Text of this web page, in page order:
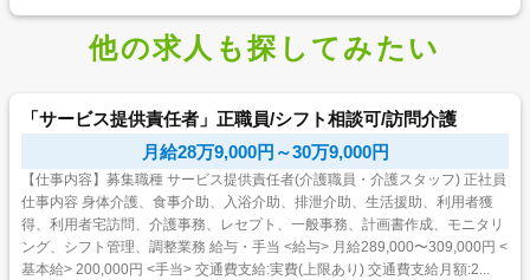
他の求人も探してみたい
「サービス提供責任者」正職員/シフト相談可/訪問介護
月給28万9,000円～30万9,000円
【仕事内容】募集職種 サービス提供責任者(介護職員・介護スタッフ) 正社員
仕事内容 身体介護、食事介助、入浴介助、排泄介助、生活援助、利用者獲
得、利用者宅訪問、介護事務、レセプト、一般事務、計画書作成、モニタリ
ング、シフト管理、調整業務 給与・手当 <給与> 月給289,000〜309,000円 <
基本給> 200,000円 <手当> 交通費支給:実費(上限あり) 交通費支給月額:2...